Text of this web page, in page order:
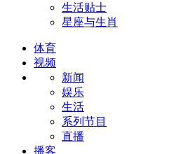
生活贴士
星座与生肖
体育
视频
新闻
娱乐
生活
系列节目
直播
播客